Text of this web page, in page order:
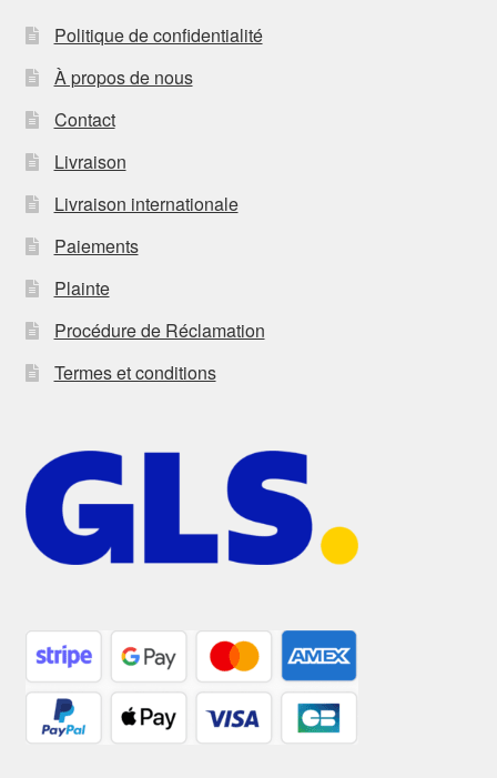
Politique de confidentialité
À propos de nous
Contact
Livraison
Livraison internationale
Paiements
Plainte
Procédure de Réclamation
Termes et conditions